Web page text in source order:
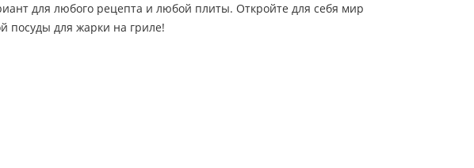
для любого рецепта и любой плиты. Откройте для себя мир
посуды для жарки на гриле!